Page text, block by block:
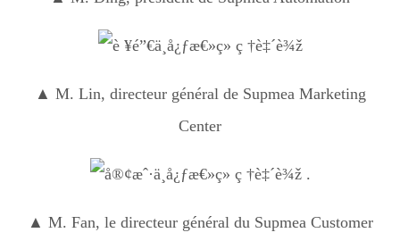
▲ M. Lin, directeur général de Supmea Marketing
Center
.
▲ M. Fan, le directeur général du Supmea Customer